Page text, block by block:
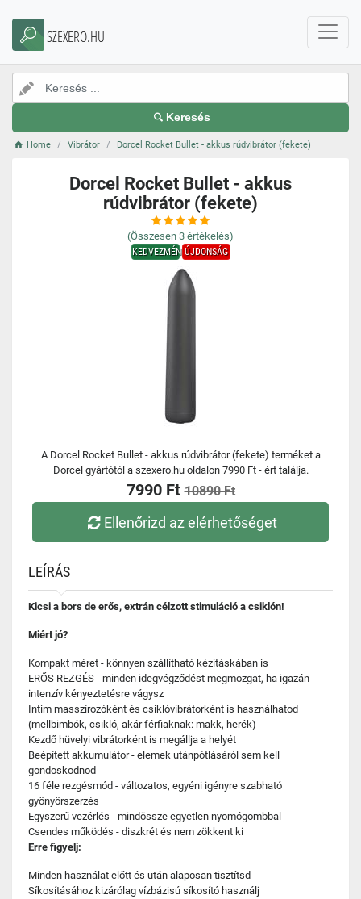
SZEXERO.HU
Keresés
Home Vibrátor Dorcel Rocket Bullet - akkus rúdvibrátor (fekete)
Dorcel Rocket Bullet - akkus
rúdvibrátor (fekete)
(Összesen 3 értékelés)
KEDVEZMÉNYÚJDONSÁG
A Dorcel Rocket Bullet - akkus rúdvibrátor (fekete) terméket a
Dorcel gyártótól a szexero.hu oldalon 7990 Ft - ért találja.
7990 Ft10890 Ft
Ellenőrizd az elérhetőséget
LEÍRÁS
Kicsi a bors de erős, extrán célzott stimuláció a csiklón!
Miért jó?
Kompakt méret - könnyen szállítható kézitáskában is
ERŐS REZGÉS - minden idegvégződést megmozgat, ha igazán
intenzív kényeztetésre vágysz
Intim masszírozóként és csiklóvibrátorként is használhatod
(mellbimbók, csikló, akár férfiaknak: makk, herék)
Kezdő hüvelyi vibrátorként is megállja a helyét
Beépített akkumulátor - elemek utánpótlásáról sem kell
gondoskodnod
16 féle rezgésmód - változatos, egyéni igényre szabható
gyönyörszerzés
Egyszerű vezérlés - mindössze egyetlen nyomógombbal
Csendes működés - diszkrét és nem zökkent ki
Erre figyelj:
Minden használat előtt és után alaposan tisztítsd
Síkosításához kizárólag vízbázisú síkosító használj